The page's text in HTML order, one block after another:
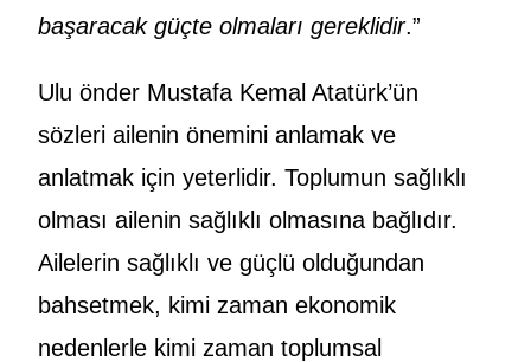
başaracak güçte olmaları gereklidir.”
Ulu önder Mustafa Kemal Atatürk’ün
sözleri ailenin önemini anlamak ve
anlatmak için yeterlidir. Toplumun sağlıklı
olması ailenin sağlıklı olmasına bağlıdır.
Ailelerin sağlıklı ve güçlü olduğundan
bahsetmek, kimi zaman ekonomik
nedenlerle kimi zaman toplumsal